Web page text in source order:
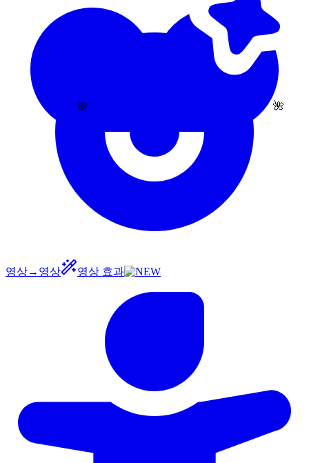
🌸 🌺
영상→영상 영상 효과